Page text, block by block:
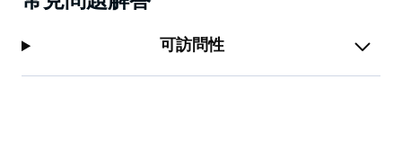
可訪問性